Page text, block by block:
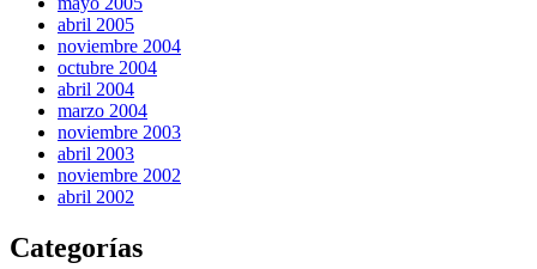
abril 2005
noviembre 2004
octubre 2004
abril 2004
marzo 2004
noviembre 2003
abril 2003
noviembre 2002
abril 2002
Categorías